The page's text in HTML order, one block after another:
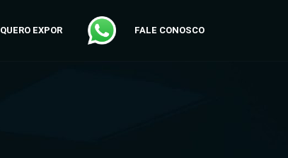
QUERO EXPOR FALE CONOSCO